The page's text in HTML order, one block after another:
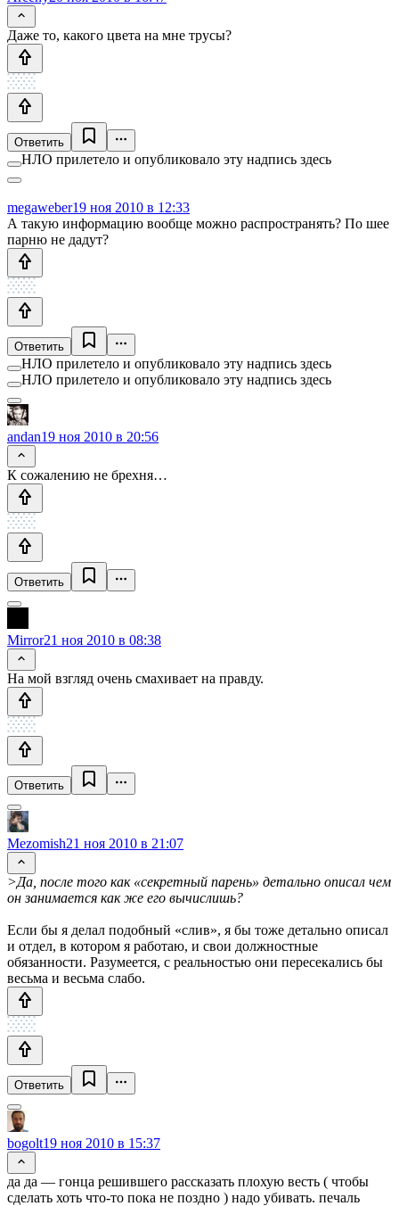
Даже то, какого цвета на мне трусы?
Ответить
НЛО прилетело и опубликовало эту надпись здесь
megaweber19 ноя 2010 в 12:33
А такую информацию вообще можно распространять? По шее
парню не дадут?
Ответить
НЛО прилетело и опубликовало эту надпись здесь
НЛО прилетело и опубликовало эту надпись здесь
andan19 ноя 2010 в 20:56
К сожалению не брехня…
Ответить
Mirror21 ноя 2010 в 08:38
На мой взгляд очень смахивает на правду.
Ответить
Mezomish21 ноя 2010 в 21:07
>Да, после того как «секретный парень» детально описал чем
он занимается как же его вычислишь?
Если бы я делал подобный «слив», я бы тоже детально описал
и отдел, в котором я работаю, и свои должностные
обязанности. Разумеется, с реальностью они пересекались бы
весьма и весьма слабо.
Ответить
bogolt19 ноя 2010 в 15:37
да да — гонца решившего рассказать плохую весть ( чтобы
сделать хоть что-то пока не поздно ) надо убивать. печаль